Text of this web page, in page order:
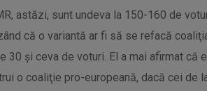
astăzi, sunt undeva la 150-160 de
că o variantă ar fi să se refacă
30 şi ceva de voturi. El a mai afirmat că
o coaliţie pro-europeană, dacă cei de